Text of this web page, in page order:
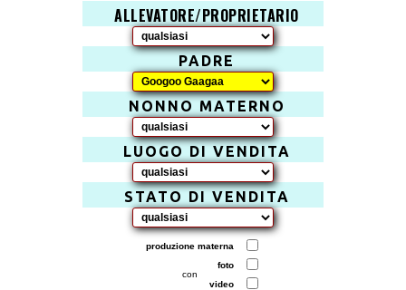
ALLEVATORE/PROPRIETARIO
PADRE
NONNO MATERNO
LUOGO DI VENDITA
STATO DI VENDITA
produzione materna
con
foto
video